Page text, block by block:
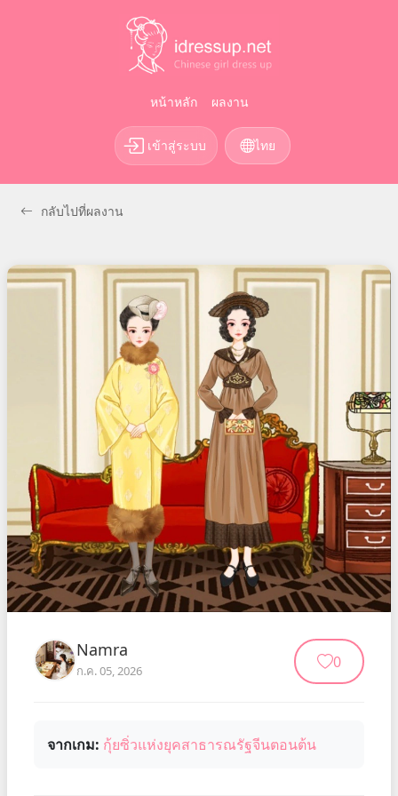
หน้าหลัก ผลงาน
เข้าสู่ระบบ ไทย
กลับไปที่ผลงาน
Namra
ก.ค. 05, 2026 0
จากเกม: กุ้ยซิ่วแห่งยุคสาธารณรัฐจีนตอนต้น